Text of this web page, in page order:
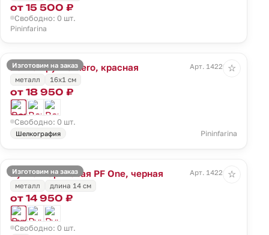
от 15 500 ₽
Свободно: 0 шт.
Pininfarina
Изготовим на заказ
Вечная ручка Aero, красная
Арт. 14220.50
металл
16x1 cм
от 18 950 ₽
Свободно: 0 шт.
Шелкография Pininfarina
☆
Изготовим на заказ
Ручка шариковая PF One, черная
Арт. 14221.30
металл
длина 14 см
от 14 950 ₽
Свободно: 0 шт.
☆